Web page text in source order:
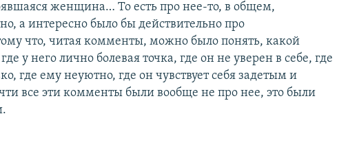
женщина… То есть про нее-то, в общем,
а интересно было бы действительно про
что, читая комменты, можно было понять, какой
у него лично болевая точка, где он не уверен в себе, где
где ему неуютно, где он чувствует себя задетым и
все эти комменты были вообще не про нее, это были